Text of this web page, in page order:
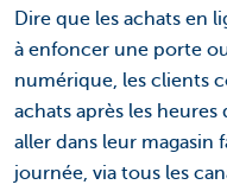
Dire que les achats en
à enfoncer une porte
numérique, les clients
achats après les
aller dans leur magasin
journée, via tous les